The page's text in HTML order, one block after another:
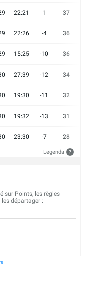
22:21 1 37
22:26 -4 36
15:25 -10 36
27:39 -12 34
19:30 -11 32
19:32 -13 31
23:30 -7 28
Legenda ?
sur Points, les règles
départager :